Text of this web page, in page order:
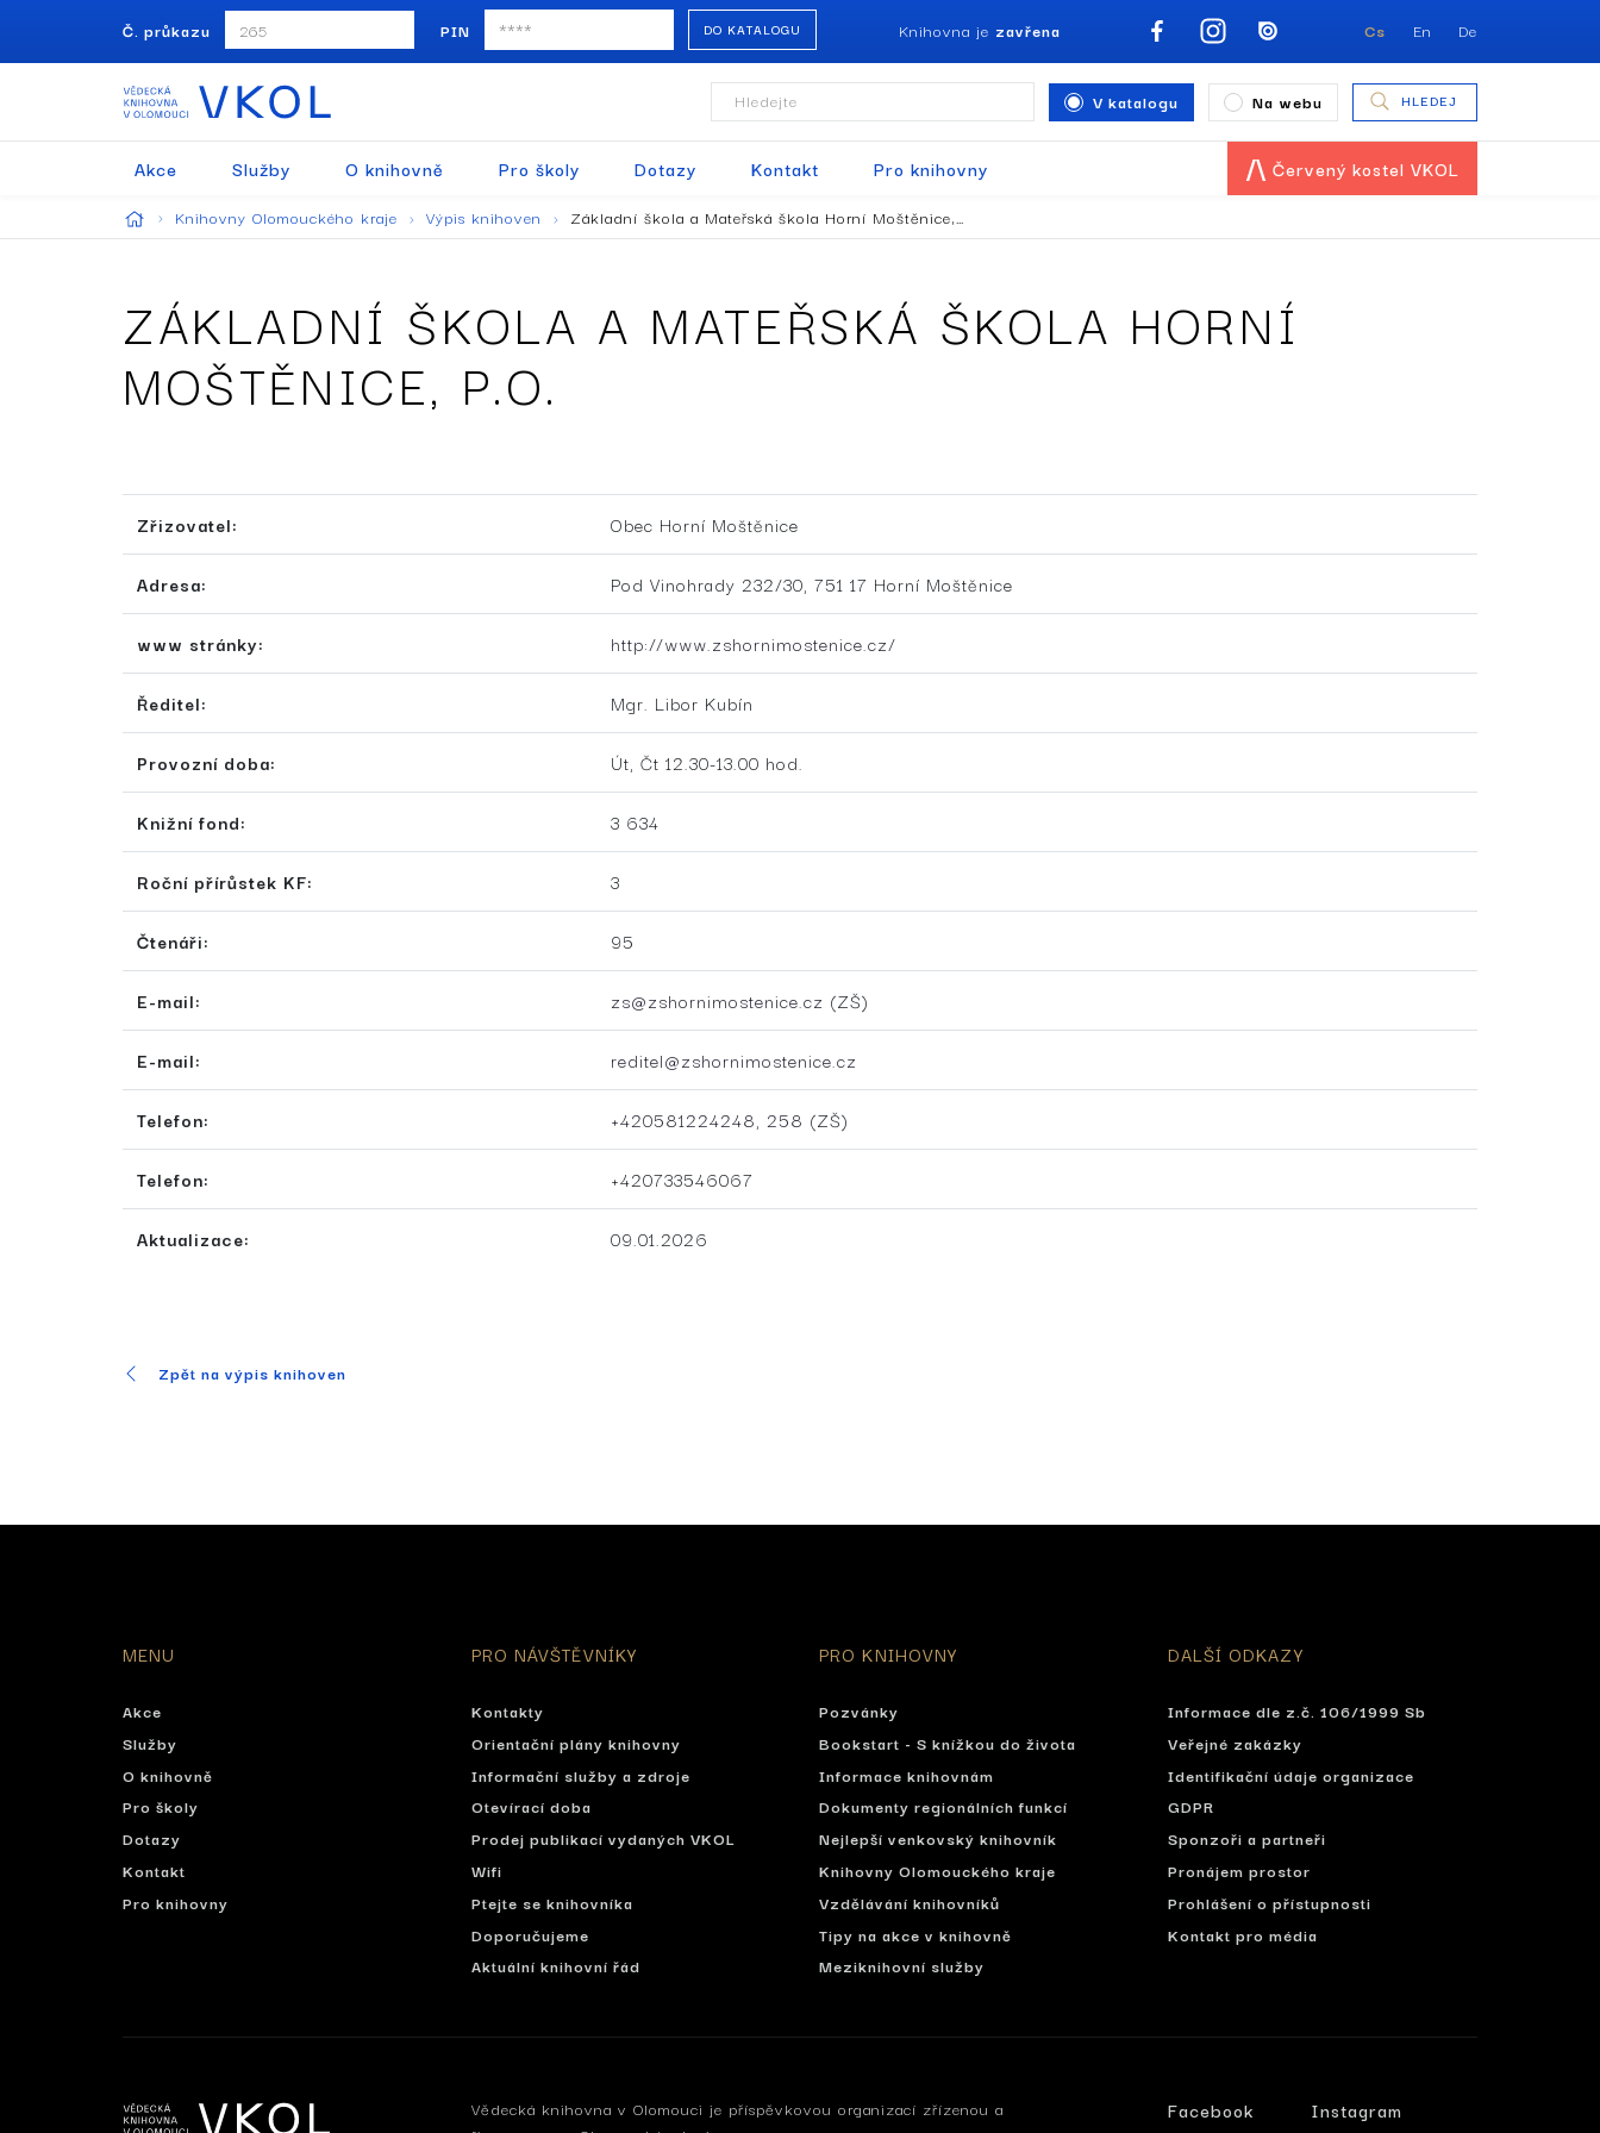
Č. průkazu PIN DO KATALOGU Knihovna je zavřena Cs En De
Hledejte V katalogu Na webu HLEDEJ
Akce Služby O knihovně Pro školy Dotazy Kontakt Pro knihovny Červený kostel VKOL
Knihovny Olomouckého kraje Výpis knihoven Základní škola a Mateřská škola Horní Moštěnice,…
ZÁKLADNÍ ŠKOLA A MATEŘSKÁ ŠKOLA HORNÍ
MOŠTĚNICE, P.O.
Zřizovatel: Obec Horní Moštěnice
Adresa: Pod Vinohrady 232/30, 751 17 Horní Moštěnice
www stránky: http://www.zshornimostenice.cz/
Ředitel: Mgr. Libor Kubín
Provozní doba: Út, Čt 12.30-13.00 hod.
Knižní fond: 3 634
Roční přírůstek KF: 3
Čtenáři: 95
E-mail: zs@zshornimostenice.cz (ZŠ)
E-mail: reditel@zshornimostenice.cz
Telefon: +420581224248, 258 (ZŠ)
Telefon: +420733546067
Aktualizace: 09.01.2026
Zpět na výpis knihoven
MENU
Akce
Služby
O knihovně
Pro školy
Dotazy
Kontakt
Pro knihovny
PRO NÁVŠTĚVNÍKY
Kontakty
Orientační plány knihovny
Informační služby a zdroje
Otevírací doba
Prodej publikací vydaných VKOL
Wifi
Ptejte se knihovníka
Doporučujeme
Aktuální knihovní řád
PRO KNIHOVNY
Pozvánky
Bookstart - S knížkou do života
Informace knihovnám
Dokumenty regionálních funkcí
Nejlepší venkovský knihovník
Knihovny Olomouckého kraje
Vzdělávání knihovníků
Tipy na akce v knihovně
Meziknihovní služby
DALŠÍ ODKAZY
Informace dle z.č. 106/1999 Sb
Veřejné zakázky
Identifikační údaje organizace
GDPR
Sponzoři a partneři
Pronájem prostor
Prohlášení o přístupnosti
Kontakt pro média
Vědecká knihovna v Olomouci je příspěvkovou organizací zřízenou a
Facebook
Instagram